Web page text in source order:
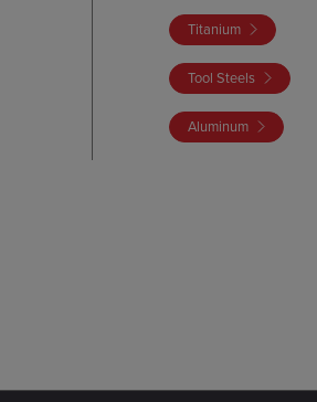
Titanium
Tool Steels
Aluminum